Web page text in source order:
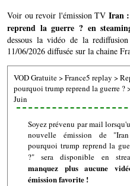
Voir ou revoir l'émission TV Iran
reprend la guerre ? en
dessous la vidéo de la
11/06/2026 diffusée sur la chaine
VOD Gratuite>France5 replay >
pourquoi trump reprend la guerre ?
Juin
Soyez prévenu par mail
nouvelle émission de
pourquoi trump reprend la
?" sera disponible en
manquez plus aucune
émission favorite !